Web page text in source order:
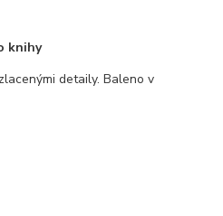
knihy
detaily. Baleno v